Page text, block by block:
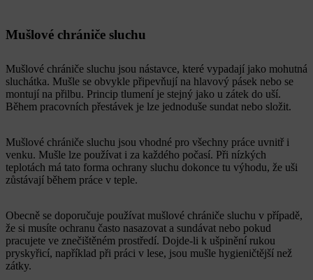
Mušlové chrániče sluchu
Mušlové chrániče sluchu jsou nástavce, které vypadají jako mohutná
sluchátka. Mušle se obvykle připevňují na hlavový pásek nebo se
montují na přilbu. Princip tlumení je stejný jako u zátek do uší.
Během pracovních přestávek je lze jednoduše sundat nebo složit.
Mušlové chrániče sluchu jsou vhodné pro všechny práce uvnitř i
venku. Mušle lze používat i za každého počasí. Při nízkých
teplotách má tato forma ochrany sluchu dokonce tu výhodu, že uši
zůstávají během práce v teple.
Obecně se doporučuje používat mušlové chrániče sluchu v případě,
že si musíte ochranu často nasazovat a sundávat nebo pokud
pracujete ve znečištěném prostředí. Dojde-li k ušpinění rukou
pryskyřicí, například při práci v lese, jsou mušle hygieničtější než
zátky.